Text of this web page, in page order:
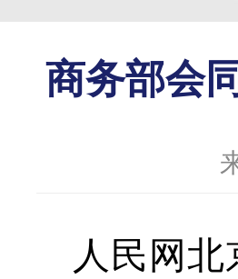
商务部会
人民网